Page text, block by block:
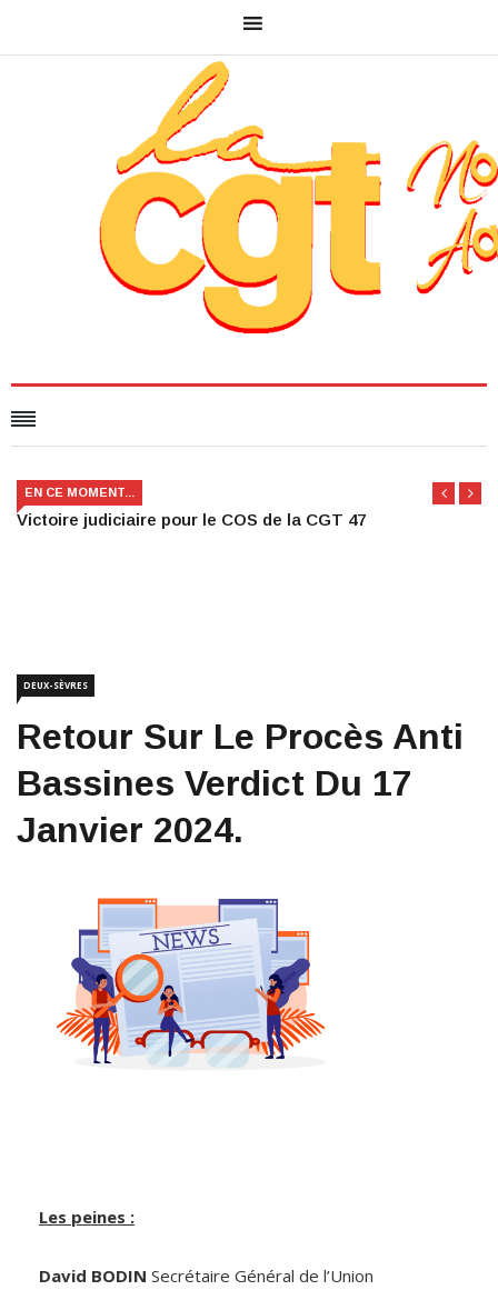
EN CE MOMENT...
Victoire judiciaire pour le COS de la CGT 47
DEUX-SÈVRES
Retour Sur Le Procès Anti
Bassines Verdict Du 17
Janvier 2024.
Les peines :
David BODIN Secrétaire Général de l’Union